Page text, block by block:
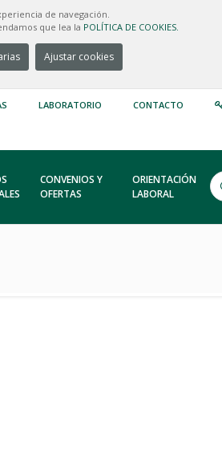
de navegación.
que lea la POLÍTICA DE COOKIES.
Ajustar cookies
LABORATORIO CONTACTO
CONVENIOS Y
OFERTAS
ORIENTACIÓN
LABORAL